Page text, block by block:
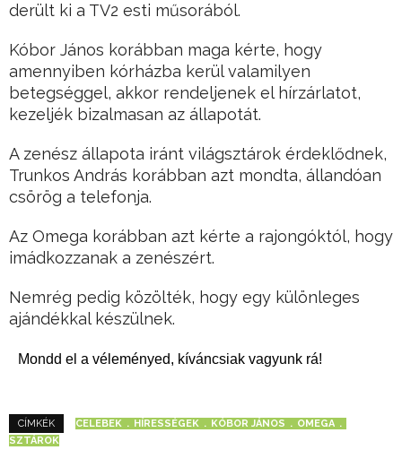
derült ki a TV2 esti műsorából.
Kóbor János korábban maga kérte, hogy
amennyiben kórházba kerül valamilyen
betegséggel, akkor rendeljenek el hírzárlatot,
kezeljék bizalmasan az állapotát.
A zenész állapota iránt világsztárok érdeklődnek,
Trunkos András korábban azt mondta, állandóan
csörög a telefonja.
Az Omega korábban azt kérte a rajongóktól, hogy
imádkozzanak a zenészért.
Nemrég pedig közölték, hogy egy különleges
ajándékkal készülnek.
Mondd el a véleményed, kíváncsiak vagyunk rá!
CÍMKÉK CELEBEK HÍRESSÉGEK KÓBOR JÁNOS
OMEGA
SZTÁROK